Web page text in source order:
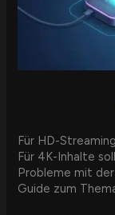
Für HD-
Für 4K-Inhalte
Probleme mit
Guide zum